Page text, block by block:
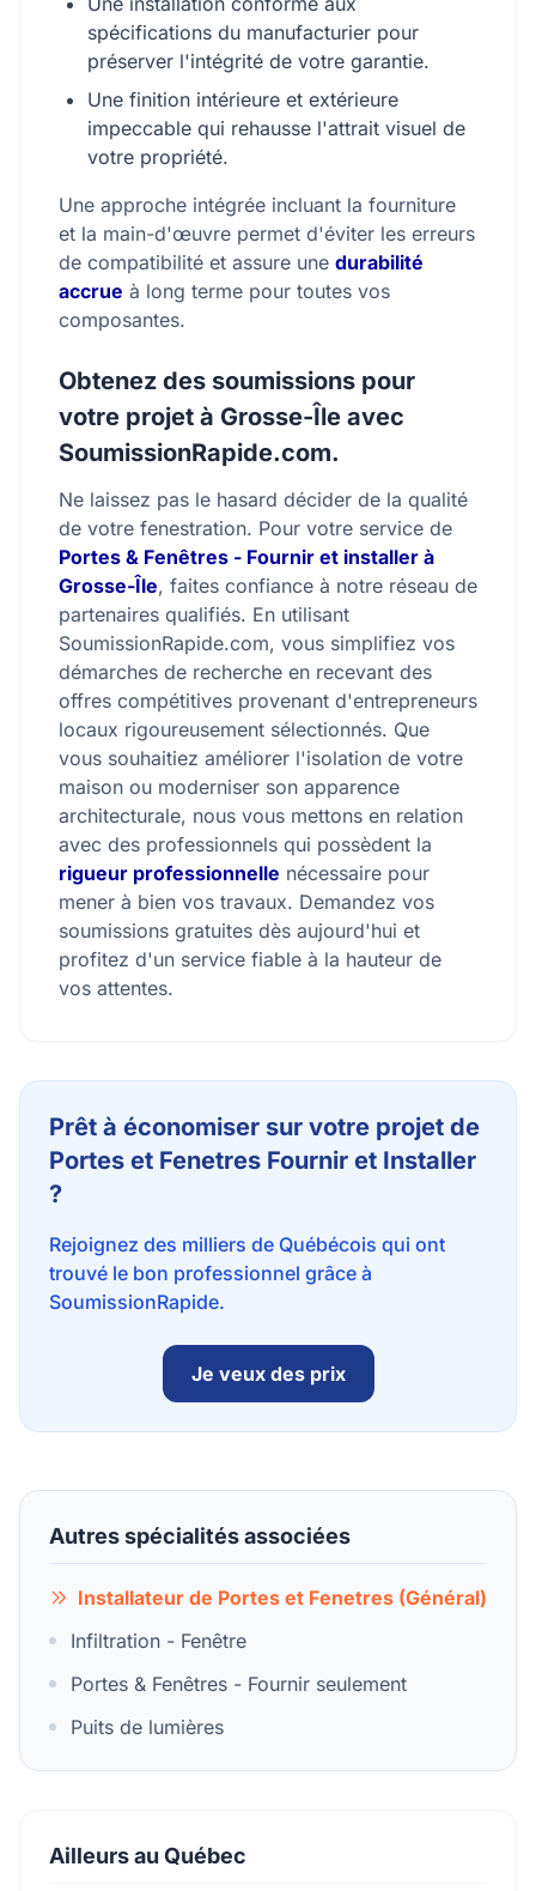
spécifications du manufacturier pour
préserver l'intégrité de votre garantie.
Une finition intérieure et extérieure
impeccable qui rehausse l'attrait visuel de
votre propriété.
Une approche intégrée incluant la fourniture
et la main-d'œuvre permet d'éviter les erreurs
de compatibilité et assure une durabilité
accrue à long terme pour toutes vos
composantes.
Obtenez des soumissions pour
votre projet à Grosse-Île avec
SoumissionRapide.com.
Ne laissez pas le hasard décider de la qualité
de votre fenestration. Pour votre service de
Portes & Fenêtres - Fournir et installer à
Grosse-Île, faites confiance à notre réseau de
partenaires qualifiés. En utilisant
SoumissionRapide.com, vous simplifiez vos
démarches de recherche en recevant des
offres compétitives provenant d'entrepreneurs
locaux rigoureusement sélectionnés. Que
vous souhaitiez améliorer l'isolation de votre
maison ou moderniser son apparence
architecturale, nous vous mettons en relation
avec des professionnels qui possèdent la
rigueur professionnelle nécessaire pour
mener à bien vos travaux. Demandez vos
soumissions gratuites dès aujourd'hui et
profitez d'un service fiable à la hauteur de
vos attentes.
Prêt à économiser sur votre projet de
Portes et Fenetres Fournir et Installer
?
Rejoignez des milliers de Québécois qui ont
trouvé le bon professionnel grâce à
SoumissionRapide.
Je veux des prix
Autres spécialités associées
Installateur de Portes et Fenetres (Général)
Infiltration - Fenêtre
Portes & Fenêtres - Fournir seulement
Puits de lumières
Ailleurs au Québec